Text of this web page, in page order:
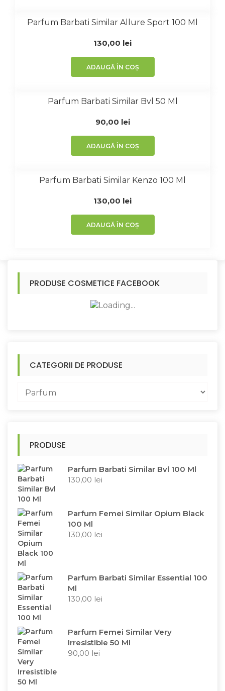
Parfum Barbati Similar Allure Sport 100 Ml
130,00 lei
ADAUGĂ ÎN COȘ
Parfum Barbati Similar Bvl 50 Ml
90,00 lei
ADAUGĂ ÎN COȘ
Parfum Barbati Similar Kenzo 100 Ml
130,00 lei
ADAUGĂ ÎN COȘ
PRODUSE COSMETICE FACEBOOK
CATEGORII DE PRODUSE
PRODUSE
Parfum Barbati Similar Bvl 100 Ml
130,00 lei
Parfum Femei Similar Opium Black
100 Ml
130,00 lei
Parfum Barbati Similar Essential 100
Ml
130,00 lei
Parfum Femei Similar Very
Irresistible 50 Ml
90,00 lei